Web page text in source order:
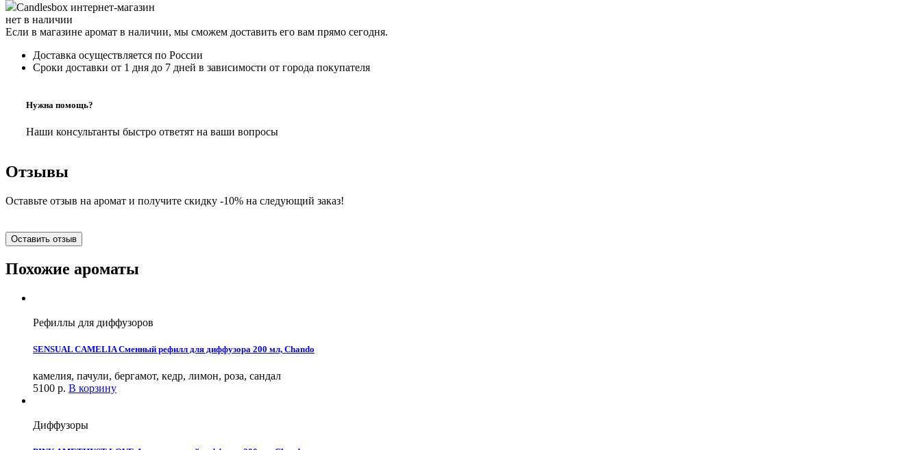
Candlesbox интернет-магазин
нет в наличии
Если в магазине аромат в наличии, мы сможем доставить его вам прямо сегодня.
Доставка осуществляется по России
Сроки доставки от 1 дня до 7 дней в зависимости от города покупателя
Нужна помощь?
Наши консультанты быстро ответят на ваши вопросы
Отзывы
Оставьте отзыв на аромат и получите скидку -10% на следующий заказ!
Оставить отзыв
Похожие ароматы
Рефиллы для диффузоров
SENSUAL CAMELIA Сменный рефилл для диффузора 200 мл, Chando
камелия, пачули, бергамот, кедр, лимон, роза, сандал
5100 р. В корзину
Диффузоры